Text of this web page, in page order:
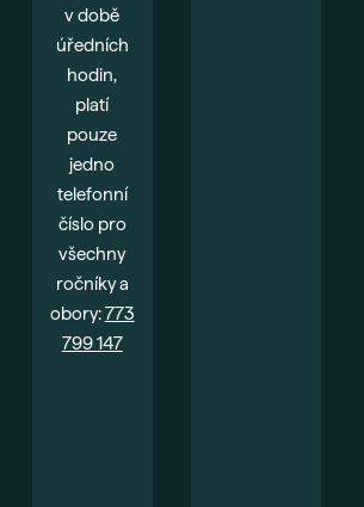
v době
úředních
hodin,
platí
pouze
jedno
telefonní
číslo pro
všechny
ročníky a
obory:773
799 147